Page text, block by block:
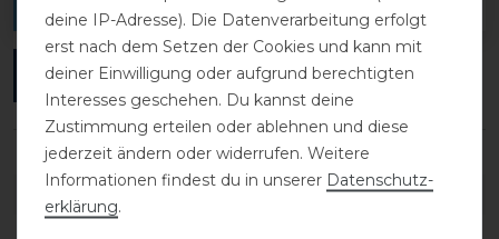
ANMELDEN
DETAILS ZUR PRODUKTSICHERHEIT
deine IP-Adresse). Die Datenverarbeitung erfolgt
erst nach dem Setzen der Cookies und kann mit
deiner Einwilligung oder aufgrund berechtigten
Interesses geschehen. Du kannst deine
Zustimmung erteilen oder ablehnen und diese
jederzeit ändern oder widerrufen. Weitere
Informationen findest du in unserer Daten­schutz­
erklärung.